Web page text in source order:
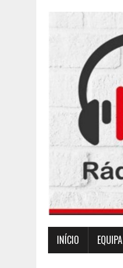
INÍCIO EQUIPA